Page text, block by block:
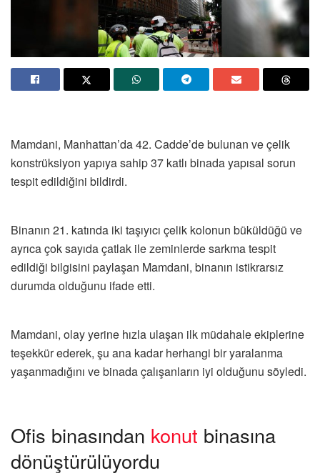
Mamdani, Manhattan’da 42. Cadde’de bulunan ve çelik
konstrüksiyon yapıya sahip 37 katlı binada yapısal sorun
tespit edildiğini bildirdi.
Binanın 21. katında iki taşıyıcı çelik kolonun büküldüğü ve
ayrıca çok sayıda çatlak ile zeminlerde sarkma tespit
edildiği bilgisini paylaşan Mamdani, binanın istikrarsız
durumda olduğunu ifade etti.
Mamdani, olay yerine hızla ulaşan ilk müdahale ekiplerine
teşekkür ederek, şu ana kadar herhangi bir yaralanma
yaşanmadığını ve binada çalışanların iyi olduğunu söyledi.
Ofis binasından konut binasına
dönüştürülüyordu